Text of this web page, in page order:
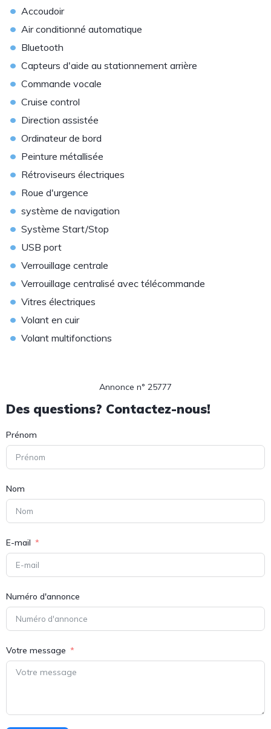
• Accoudoir
• Air conditionné automatique
• Bluetooth
• Capteurs d'aide au stationnement arrière
• Commande vocale
• Cruise control
• Direction assistée
• Ordinateur de bord
• Peinture métallisée
• Rétroviseurs électriques
• Roue d'urgence
• système de navigation
• Système Start/Stop
• USB port
• Verrouillage centrale
• Verrouillage centralisé avec télécommande
• Vitres électriques
• Volant en cuir
• Volant multifonctions
Annonce n° 25777
Des questions? Contactez-nous!
Prénom
Nom
E-mail
Numéro d'annonce
Votre message